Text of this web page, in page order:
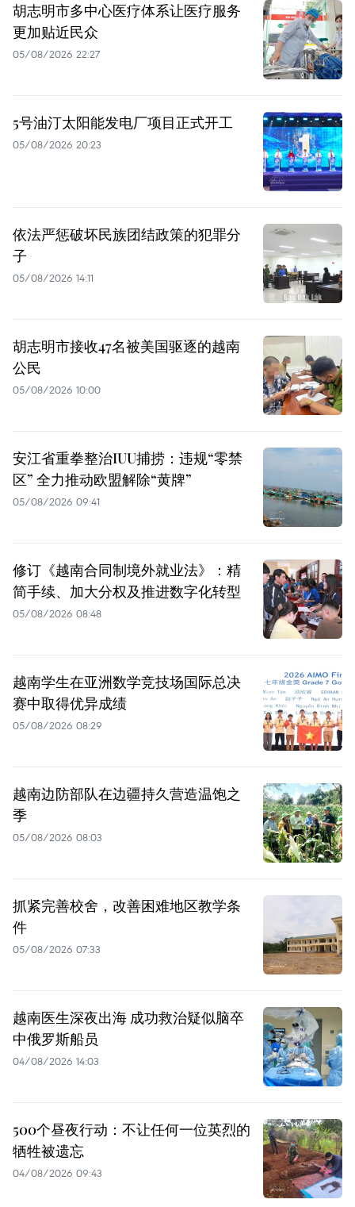
胡志明市多中心医疗体系让医疗服务
更加贴近民众
05/08/2026 22:27
5号油汀太阳能发电厂项目正式开工
05/08/2026 20:23
依法严惩破坏民族团结政策的犯罪分
子
05/08/2026 14:11
胡志明市接收47名被美国驱逐的越南
公民
05/08/2026 10:00
安江省重拳整治IUU捕捞：违规“零禁
区” 全力推动欧盟解除“黄牌”
05/08/2026 09:41
修订《越南合同制境外就业法》：精
简手续、加大分权及推进数字化转型
05/08/2026 08:48
越南学生在亚洲数学竞技场国际总决
赛中取得优异成绩
05/08/2026 08:29
越南边防部队在边疆持久营造温饱之
季
05/08/2026 08:03
抓紧完善校舍，改善困难地区教学条
件
05/08/2026 07:33
越南医生深夜出海 成功救治疑似脑卒
中俄罗斯船员
04/08/2026 14:03
500个昼夜行动：不让任何一位英烈的
牺牲被遗忘
04/08/2026 09:43